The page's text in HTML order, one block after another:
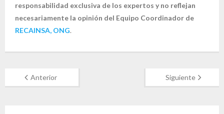
responsabilidad exclusiva de los expertos y no reflejan
necesariamente la opinión del Equipo Coordinador de
RECAINSA, ONG.
Anterior Siguiente